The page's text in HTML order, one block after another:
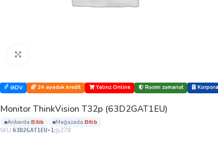
ƏDV 24 ayadək kredit Yalnız Online Rəsmi zəmanət
Monitor ThinkVision T32p (63D2GAT1EU)
anbarda: bi̇ti̇b mağazada: bi̇ti̇b
SKU:63D2GAT1EU-1 278